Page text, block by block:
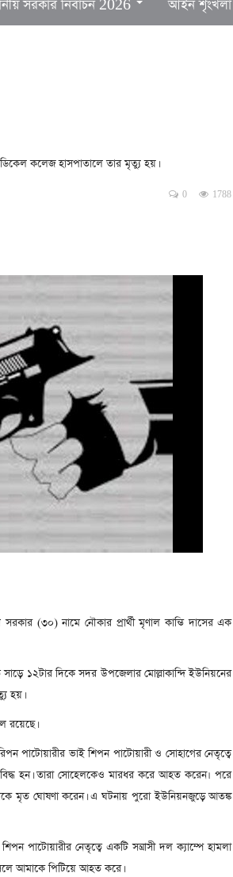
সরকার নির্বাচন 2026 আইন শৃংখলা
কলেজ হাসপাতালে তার মৃত্যু হয়।
1788
0
(৩০) নামে নৌকার প্রার্থী মৃণাল কান্তি দাসের এক
সাড়ে ১২টার দিকে সদর উপজেলার মোল্লাকান্দি ইউনিয়নের
হয়।
রয়েছে।
পাটোয়ারীর ভাই শিপন পাটোয়ারী ও সোহাগের নেতৃত্বে
হন। তারা সোহেলকেও মারধর করে আহত করেন৷ পরে
মৃত ঘোষণা করেন। এ ঘটনায় পুরো ইউনিয়নজুড়ে আতঙ্ক
পাটোয়ারীর নেতৃত্বে একটি সন্ত্রাসী দল ক্যাম্পে হামলা
আমাকে পিটিয়ে আহত করে।